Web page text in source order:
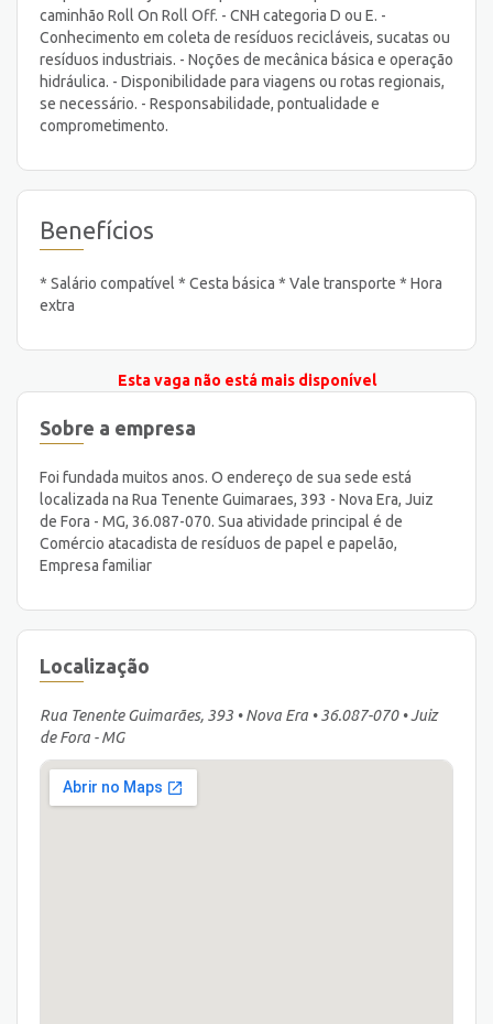
caminhão Roll On Roll Off. - CNH categoria D ou E. -
Conhecimento em coleta de resíduos recicláveis, sucatas ou
resíduos industriais. - Noções de mecânica básica e operação
hidráulica. - Disponibilidade para viagens ou rotas regionais,
se necessário. - Responsabilidade, pontualidade e
comprometimento.
Benefícios
* Salário compatível * Cesta básica * Vale transporte * Hora
extra
Esta vaga não está mais disponível
Sobre a empresa
Foi fundada muitos anos. O endereço de sua sede está
localizada na Rua Tenente Guimaraes, 393 - Nova Era, Juiz
de Fora - MG, 36.087-070. Sua atividade principal é de
Comércio atacadista de resíduos de papel e papelão,
Empresa familiar
Localização
Rua Tenente Guimarães, 393 • Nova Era • 36.087-070 • Juiz
de Fora - MG